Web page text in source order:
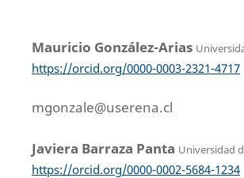
Mauricio González-Arias
https://orcid.org/0000-0003-2321-4717
mgonzale@userena.cl
Javiera Barraza Panta Universidad
https://orcid.org/0000-0002-5684-1234